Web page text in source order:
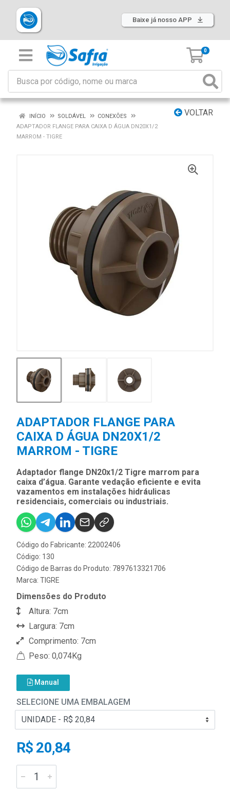
Baixe já nosso APP
0
VOLTAR
INÍCIO SOLDÁVEL
CONEXÕES
ADAPTADOR FLANGE PARA CAIXA D ÁGUA DN20X1/2
MARROM - TIGRE
ADAPTADOR FLANGE PARA
CAIXA D ÁGUA DN20X1/2
MARROM - TIGRE
Adaptador flange DN20x1/2 Tigre marrom para
caixa d’água. Garante vedação eficiente e evita
vazamentos em instalações hidráulicas
residenciais, comerciais ou industriais.
Código do Fabricante: 22002406
Código: 130
Código de Barras do Produto: 7897613321706
Marca: TIGRE
Dimensões do Produto
Altura: 7cm
Largura: 7cm
Comprimento: 7cm
Peso: 0,074Kg
Manual
SELECIONE UMA EMBALAGEM
R$ 20,84